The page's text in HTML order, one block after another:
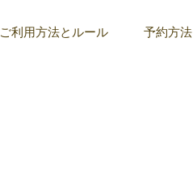
ご利用方法とルール 予約方法